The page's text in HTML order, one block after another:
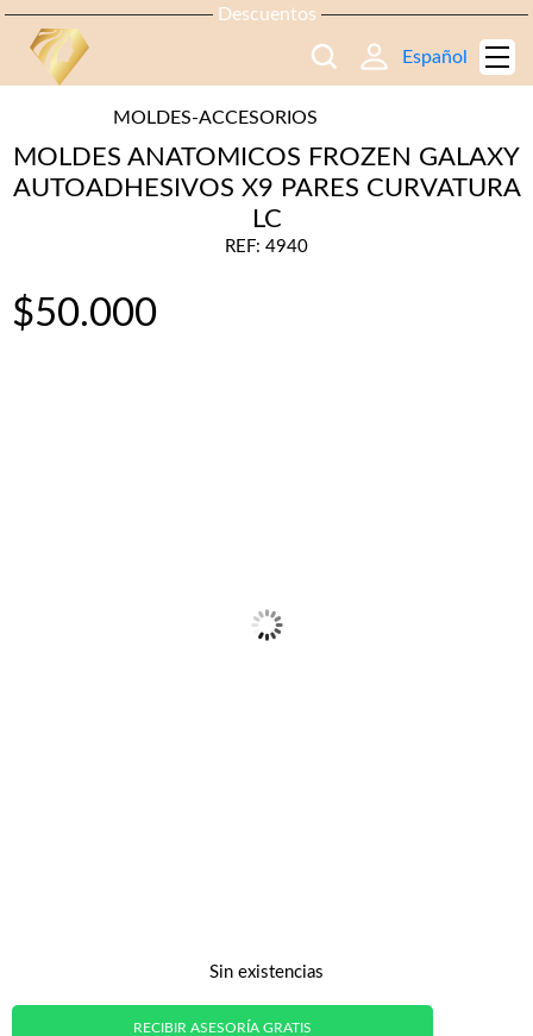
Descuentos
Español
MOLDES-ACCESORIOS
MOLDES ANATOMICOS FROZEN GALAXY
AUTOADHESIVOS X9 PARES CURVATURA
LC
REF: 4940
$50.000
Sin existencias
RECIBIR ASESORÍA GRATIS